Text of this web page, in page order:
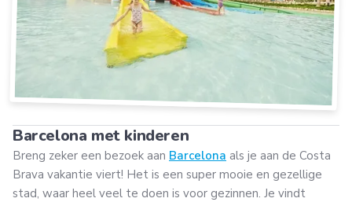
Barcelona met kinderen
Breng zeker een bezoek aan Barcelona als je aan de Costa
Brava vakantie viert! Het is een super mooie en gezellige
stad, waar heel veel te doen is voor gezinnen. Je vindt